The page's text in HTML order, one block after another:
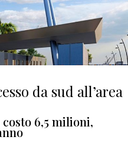
da sud all’area
6,5 milioni,